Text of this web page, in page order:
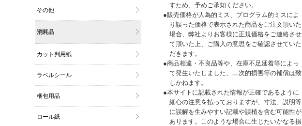
すため、予めご承知ください。
●販売価格が人為的ミス、プログラム的ミスによ
り誤った価格で表示された商品をご注文頂いた
場合、弊社よりお客様に正規価格をご連絡させ
て頂いた上、ご購入の意思をご確認させていた
だきます。
●商品相違・不良品等や、在庫不足延着等によっ
て発生いたしました、二次的損害等の補償は致
しかねます。
●本サイトに記載された情報が正確であるように
細心の注意を払っておりますが、寸法、説明等
に誤解を生みやすい記載や誤植を含む可能性が
あります。このような場合に生じたいかなる損
その他
消耗品
カット判用紙
ラベルシール
梱包用品
ロール紙